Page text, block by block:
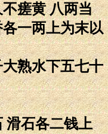
瘥黄 八两当
一两上为末以
熟水下五七十
滑石各二钱上